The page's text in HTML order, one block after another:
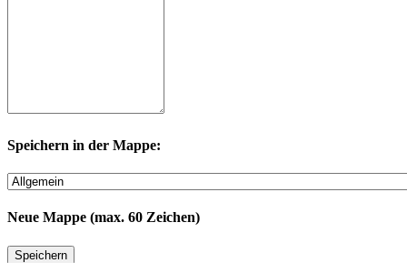
Speichern in der Mappe:
Neue Mappe (max. 60 Zeichen)
Speichern